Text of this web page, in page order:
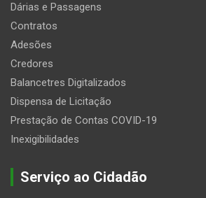
Dárias e Passagens
Contratos
Adesões
Credores
Balancetres Digitalizados
Dispensa de Licitação
Prestação de Contas COVID-19
Inexigibilidades
Serviço ao Cidadão